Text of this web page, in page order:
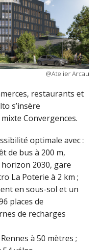
@Atelier Arcau
restaurants et
s’insère
Convergences.
optimale avec :
de bus à 200 m,
2030, gare
La Poterie à 2 km ;
en sous-sol et un
places de
de recharges
à 50 mètres ;